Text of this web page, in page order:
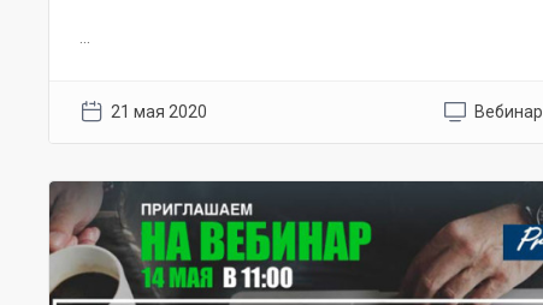
21 мая 2020 Вебинар